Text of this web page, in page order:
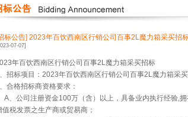
标公告] 2023年百饮西南区行销公司百事2L魔力箱采买招
07-07]
年百饮西南区行销公司百事2L魔力箱采买招标
招标项目：2023年百饮西南区行销公司百事2L魔力箱采
合格招标商资格要求：
公司注册资金100万（含）以上，具备业内执行经验,拥
值税发票之生产商或贸易商；